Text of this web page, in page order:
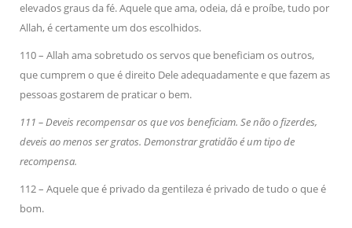
elevados graus da fé. Aquele que ama, odeia, dá e proíbe, tudo por
Allah, é certamente um dos escolhidos.
110 – Allah ama sobretudo os servos que beneficiam os outros,
que cumprem o que é direito Dele adequadamente e que fazem as
pessoas gostarem de praticar o bem.
111 – Deveis recompensar os que vos beneficiam. Se não o fizerdes,
deveis ao menos ser gratos. Demonstrar gratidão é um tipo de
recompensa.
112 – Aquele que é privado da gentileza é privado de tudo o que é
bom.